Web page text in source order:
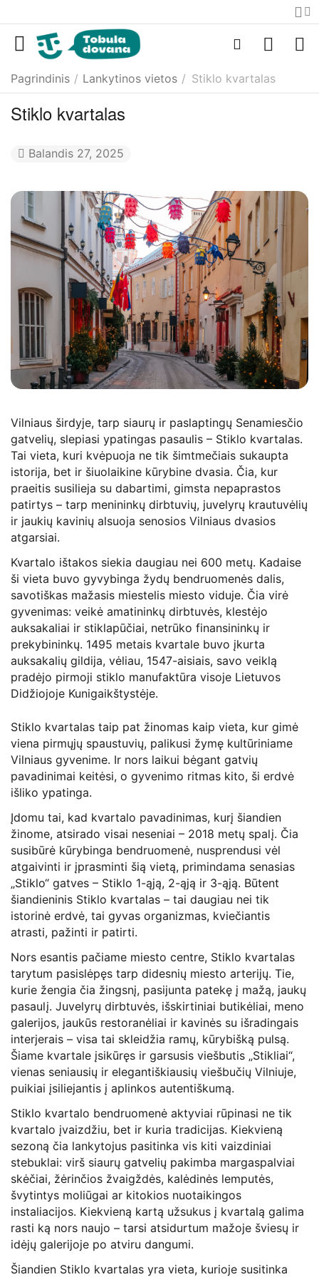
Pagrindinis / Lankytinos vietos / Stiklo kvartalas
Stiklo kvartalas
Balandis 27, 2025
Vilniaus širdyje, tarp siaurų ir paslaptingų Senamiesčio
gatvelių, slepiasi ypatingas pasaulis – Stiklo kvartalas.
Tai vieta, kuri kvėpuoja ne tik šimtmečiais sukaupta
istorija, bet ir šiuolaikine kūrybine dvasia. Čia, kur
praeitis susilieja su dabartimi, gimsta nepaprastos
patirtys – tarp menininkų dirbtuvių, juvelyrų krautuvėlių
ir jaukių kavinių alsuoja senosios Vilniaus dvasios
atgarsiai.
Kvartalo ištakos siekia daugiau nei 600 metų. Kadaise
ši vieta buvo gyvybinga žydų bendruomenės dalis,
savotiškas mažasis miestelis miesto viduje. Čia virė
gyvenimas: veikė amatininkų dirbtuvės, klestėjo
auksakaliai ir stiklapūčiai, netrūko finansininkų ir
prekybininkų. 1495 metais kvartale buvo įkurta
auksakalių gildija, vėliau, 1547-aisiais, savo veiklą
pradėjo pirmoji stiklo manufaktūra visoje Lietuvos
Didžiojoje Kunigaikštystėje.
Stiklo kvartalas taip pat žinomas kaip vieta, kur gimė
viena pirmųjų spaustuvių, palikusi žymę kultūriniame
Vilniaus gyvenime. Ir nors laikui bėgant gatvių
pavadinimai keitėsi, o gyvenimo ritmas kito, ši erdvė
išliko ypatinga.
Įdomu tai, kad kvartalo pavadinimas, kurį šiandien
žinome, atsirado visai neseniai – 2018 metų spalį. Čia
susibūrė kūrybinga bendruomenė, nusprendusi vėl
atgaivinti ir įprasminti šią vietą, primindama senasias
„Stiklo“ gatves – Stiklo 1-ąją, 2-ąją ir 3-ąją. Būtent
šiandieninis Stiklo kvartalas – tai daugiau nei tik
istorinė erdvė, tai gyvas organizmas, kviečiantis
atrasti, pažinti ir patirti.
Nors esantis pačiame miesto centre, Stiklo kvartalas
tarytum pasislėpęs tarp didesnių miesto arterijų. Tie,
kurie žengia čia žingsnį, pasijunta patekę į mažą, jaukų
pasaulį. Juvelyrų dirbtuvės, išskirtiniai butikėliai, meno
galerijos, jaukūs restoranėliai ir kavinės su išradingais
interjerais – visa tai skleidžia ramų, kūrybišką pulsą.
Šiame kvartale įsikūręs ir garsusis viešbutis „Stikliai“,
vienas seniausių ir elegantiškiausių viešbučių Vilniuje,
puikiai įsiliejantis į aplinkos autentiškumą.
Stiklo kvartalo bendruomenė aktyviai rūpinasi ne tik
kvartalo įvaizdžiu, bet ir kuria tradicijas. Kiekvieną
sezoną čia lankytojus pasitinka vis kiti vaizdiniai
stebuklai: virš siaurų gatvelių pakimba margaspalviai
skėčiai, žėrinčios žvaigždės, kalėdinės lemputės,
švytintys moliūgai ar kitokios nuotaikingos
instaliacijos. Kiekvieną kartą užsukus į kvartalą galima
rasti ką nors naujo – tarsi atsidurtum mažoje šviesų ir
idėjų galerijoje po atviru dangumi.
Šiandien Stiklo kvartalas yra vieta, kurioje susitinka